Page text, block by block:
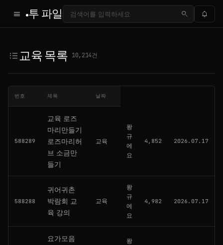
menu 투 파일 search notifications
교육 목록 — 투 파일
format_list_bulleted교육 목록 10,214건
번호 제목 날짜
588289
교육 로즈
마리만들기
로즈마리허
브 소금만
들기
교육
퐝
규
에
요
4,852 2026.07.17
588288
귀어귀촌
박람회 교
육 강의
교육
퐝
규
에
요
4,982 2026.07.17
요가모음
퐝